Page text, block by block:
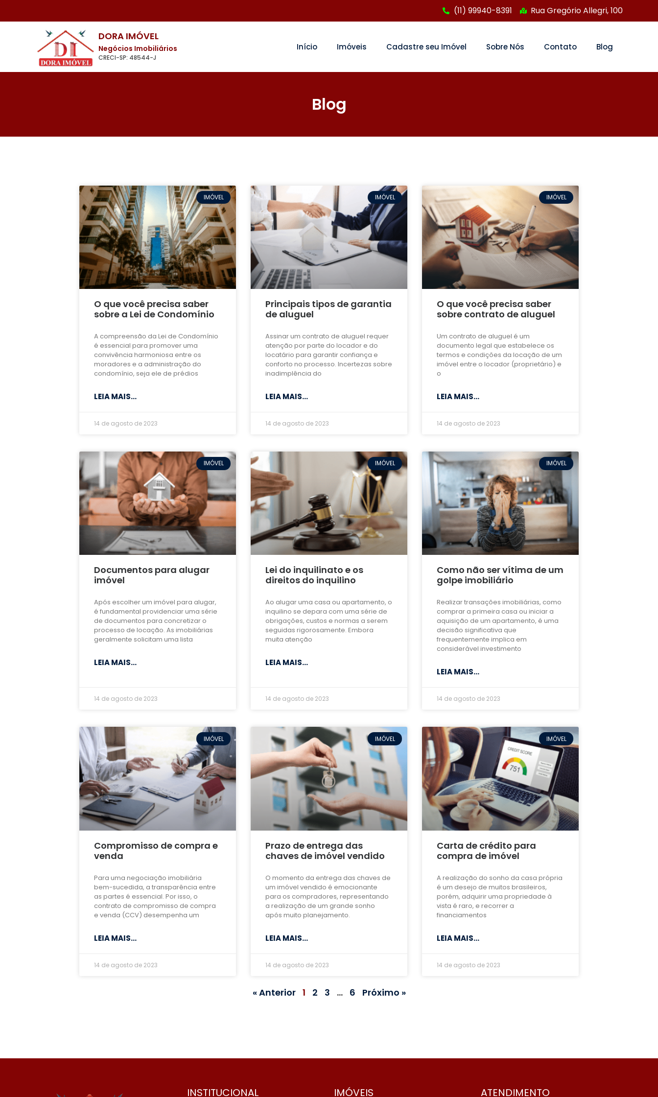
(11) 99940-8391 Rua Gregório Allegri, 100
DORA IMÓVEL
Negócios Imobiliários
CRECI-SP: 48544-J
Início Imóveis Cadastre seu Imóvel Sobre Nós Contato Blog
Blog
IMÓVEL
O que você precisa saber
sobre a Lei de Condomínio
A compreensão da Lei de Condomínio
é essencial para promover uma
convivência harmoniosa entre os
moradores e a administração do
condomínio, seja ele de prédios
LEIA MAIS...
14 de agosto de 2023
IMÓVEL
Principais tipos de garantia
de aluguel
Assinar um contrato de aluguel requer
atenção por parte do locador e do
locatário para garantir confiança e
conforto no processo. Incertezas sobre
inadimplência do
LEIA MAIS...
14 de agosto de 2023
IMÓVEL
O que você precisa saber
sobre contrato de aluguel
Um contrato de aluguel é um
documento legal que estabelece os
termos e condições da locação de um
imóvel entre o locador (proprietário) e
o
LEIA MAIS...
14 de agosto de 2023
IMÓVEL
Documentos para alugar
imóvel
Após escolher um imóvel para alugar,
é fundamental providenciar uma série
de documentos para concretizar o
processo de locação. As imobiliárias
geralmente solicitam uma lista
LEIA MAIS...
14 de agosto de 2023
IMÓVEL
Lei do inquilinato e os
direitos do inquilino
Ao alugar uma casa ou apartamento, o
inquilino se depara com uma série de
obrigações, custos e normas a serem
seguidas rigorosamente. Embora
muita atenção
LEIA MAIS...
14 de agosto de 2023
IMÓVEL
Como não ser vítima de um
golpe imobiliário
Realizar transações imobiliárias, como
comprar a primeira casa ou iniciar a
aquisição de um apartamento, é uma
decisão significativa que
frequentemente implica em
considerável investimento
LEIA MAIS...
14 de agosto de 2023
IMÓVEL
Compromisso de compra e
venda
Para uma negociação imobiliária
bem-sucedida, a transparência entre
as partes é essencial. Por isso, o
contrato de compromisso de compra
e venda (CCV) desempenha um
LEIA MAIS...
14 de agosto de 2023
IMÓVEL
Prazo de entrega das
chaves de imóvel vendido
O momento da entrega das chaves de
um imóvel vendido é emocionante
para os compradores, representando
a realização de um grande sonho
após muito planejamento.
LEIA MAIS...
14 de agosto de 2023
IMÓVEL
Carta de crédito para
compra de imóvel
A realização do sonho da casa própria
é um desejo de muitos brasileiros,
porém, adquirir uma propriedade à
vista é raro, e recorrer a
financiamentos
LEIA MAIS...
14 de agosto de 2023
« Anterior 1 2 3 … 6 Próximo »
INSTITUCIONAL IMÓVEIS ATENDIMENTO